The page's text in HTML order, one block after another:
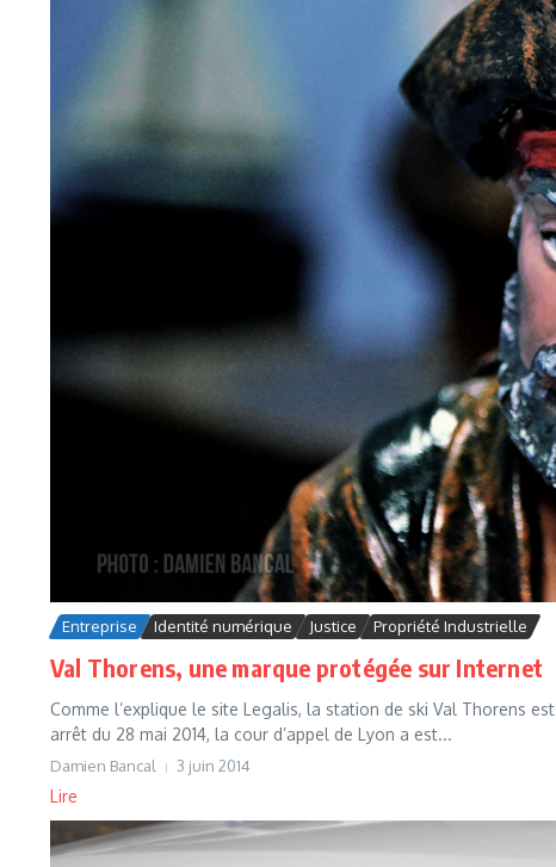
Entreprise Identité numérique Justice Propriété Industrielle
Val Thorens, une marque protégée sur Internet
Comme l’explique le site Legalis, la station de ski Val Thorens
arrêt du 28 mai 2014, la cour d’appel de Lyon a est...
Damien Bancal 3 juin 2014
Lire